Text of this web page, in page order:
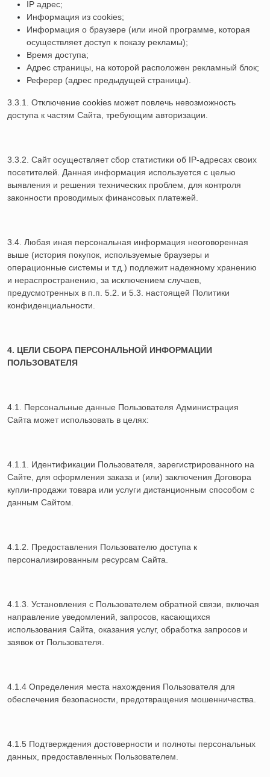
IP адрес;
Информация из cookies;
Информация о браузере (или иной программе, которая
осуществляет доступ к показу рекламы);
Время доступа;
Адрес страницы, на которой расположен рекламный блок;
Реферер (адрес предыдущей страницы).
3.3.1. Отключение cookies может повлечь невозможность
доступа к частям Cайта, требующим авторизации.
3.3.2. Сайт осуществляет сбор статистики об IP-адресах своих
посетителей. Данная информация используется с целью
выявления и решения технических проблем, для контроля
законности проводимых финансовых платежей.
3.4. Любая иная персональная информация неоговоренная
выше (история покупок, используемые браузеры и
операционные системы и т.д.) подлежит надежному хранению
и нераспространению, за исключением случаев,
предусмотренных в п.п. 5.2. и 5.3. настоящей Политики
конфиденциальности.
4. ЦЕЛИ СБОРА ПЕРСОНАЛЬНОЙ ИНФОРМАЦИИ
ПОЛЬЗОВАТЕЛЯ
4.1. Персональные данные Пользователя Администрация
Сайта может использовать в целях:
4.1.1. Идентификации Пользователя, зарегистрированного на
Сайте, для оформления заказа и (или) заключения Договора
купли-продажи товара или услуги дистанционным способом с
данным Cайтом.
4.1.2. Предоставления Пользователю доступа к
персонализированным ресурсам Сайта.
4.1.3. Установления с Пользователем обратной связи, включая
направление уведомлений, запросов, касающихся
использования Сайта, оказания услуг, обработка запросов и
заявок от Пользователя.
4.1.4 Определения места нахождения Пользователя для
обеспечения безопасности, предотвращения мошенничества.
4.1.5 Подтверждения достоверности и полноты персональных
данных, предоставленных Пользователем.